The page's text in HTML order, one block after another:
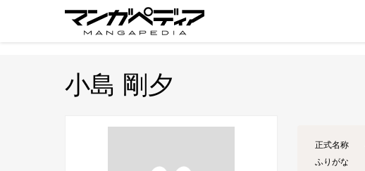
小島 剛夕
正式名称
ふりがな